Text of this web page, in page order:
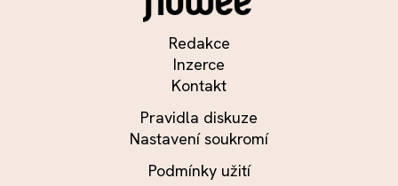
Redakce
Inzerce
Kontakt
Pravidla diskuze
Nastavení soukromí
Podmínky užití